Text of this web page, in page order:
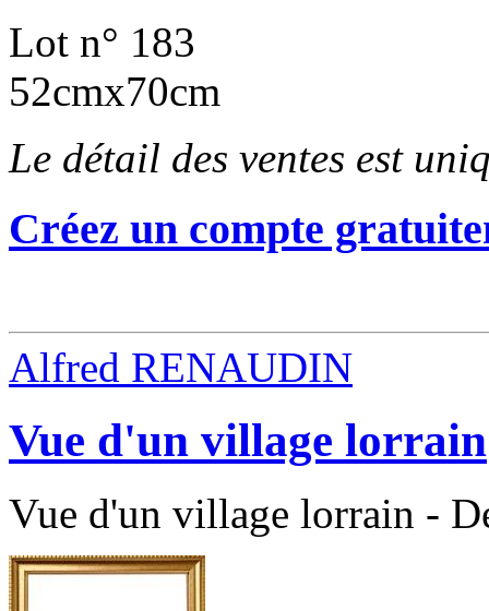
Lot n° 183
52cmx70cm
Le détail des ventes est
Créez un compte
Alfred RENAUDIN
Vue d'un village lorrain
Vue d'un village lorrain -